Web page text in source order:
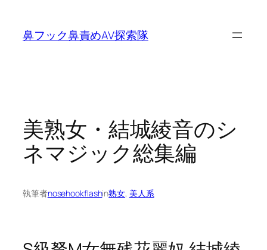
鼻フック鼻責めAV探索隊
美熟女・結城綾音のシ
ネマジック総集編
執筆者nosehookflashin熟女, 美人系